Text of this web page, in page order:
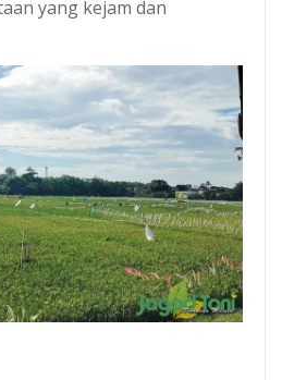
yang kejam dan